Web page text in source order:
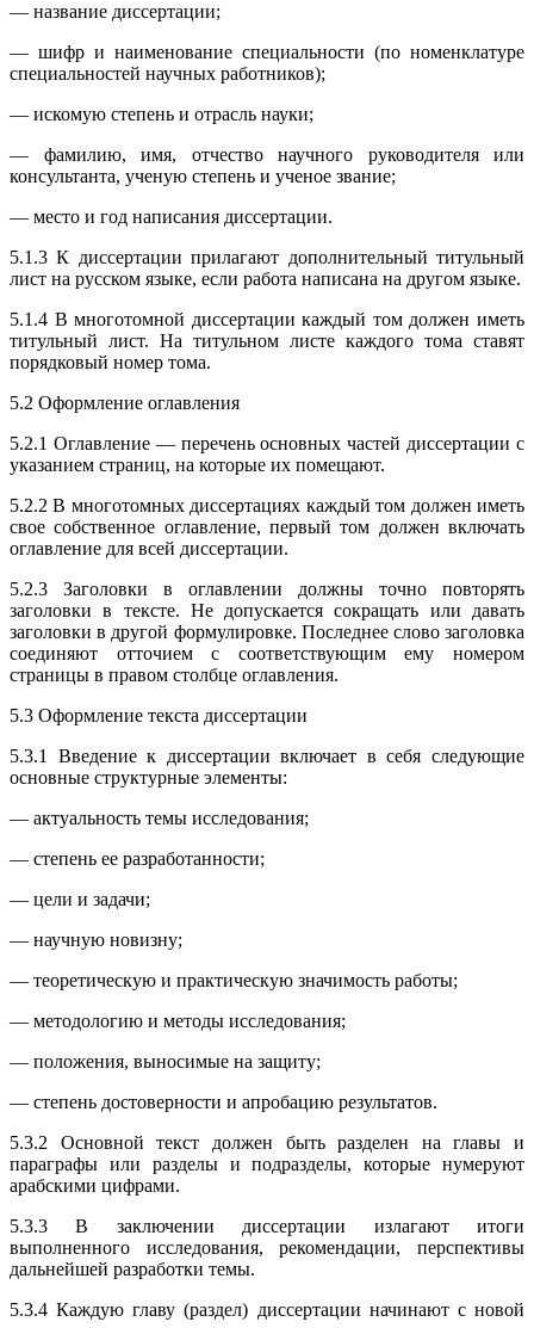
— название диссертации;
— шифр и наименование специальности (по номенклатуре
специальностей научных работников);
— искомую степень и отрасль науки;
— фамилию, имя, отчество научного руководителя или
консультанта, ученую степень и ученое звание;
— место и год написания диссертации.
5.1.3 К диссертации прилагают дополнительный титульный
лист на русском языке, если работа написана на другом языке.
5.1.4 В многотомной диссертации каждый том должен иметь
титульный лист. На титульном листе каждого тома ставят
порядковый номер тома.
5.2 Оформление оглавления
5.2.1 Оглавление — перечень основных частей диссертации с
указанием страниц, на которые их помещают.
5.2.2 В многотомных диссертациях каждый том должен иметь
свое собственное оглавление, первый том должен включать
оглавление для всей диссертации.
5.2.3 Заголовки в оглавлении должны точно повторять
заголовки в тексте. Не допускается сокращать или давать
заголовки в другой формулировке. Последнее слово заголовка
соединяют отточием с соответствующим ему номером
страницы в правом столбце оглавления.
5.3 Оформление текста диссертации
5.3.1 Введение к диссертации включает в себя следующие
основные структурные элементы:
— актуальность темы исследования;
— степень ее разработанности;
— цели и задачи;
— научную новизну;
— теоретическую и практическую значимость работы;
— методологию и методы исследования;
— положения, выносимые на защиту;
— степень достоверности и апробацию результатов.
5.3.2 Основной текст должен быть разделен на главы и
параграфы или разделы и подразделы, которые нумеруют
арабскими цифрами.
5.3.3 В заключении диссертации излагают итоги
выполненного исследования, рекомендации, перспективы
дальнейшей разработки темы.
5.3.4 Каждую главу (раздел) диссертации начинают с новой